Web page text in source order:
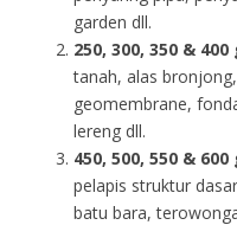
garden dll.
250, 300, 350 &
tanah, alas
geomembrane,
lereng dll.
450, 500, 550 &
pelapis struktur
batu bara,